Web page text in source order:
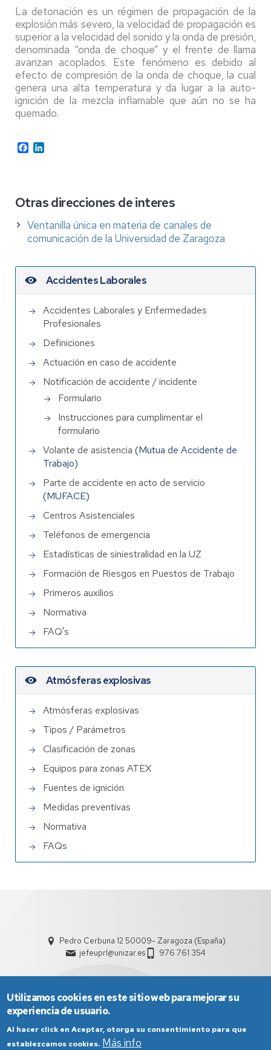
La detonación es un régimen de propagación de la
explosión más severo, la velocidad de propagación es
superior a la velocidad del sonido y la onda de presión,
denominada “onda de choque” y el frente de llama
avanzan acoplados. Este fenómeno es debido al
efecto de compresión de la onda de choque, la cual
genera una alta temperatura y da lugar a la auto-
ignición de la mezcla inflamable que aún no se ha
quemado.
Facebook
Otras direcciones de interes
Ventanilla única en materia de canales de
comunicación de la Universidad de Zaragoza
Accidentes Laborales
Accidentes Laborales y Enfermedades
Profesionales
Definiciones
Actuación en caso de accidente
Notificación de accidente / incidente
Formulario
Instrucciones para cumplimentar el
formulario
Volante de asistencia (Mutua de Accidente de
Trabajo)
Parte de accidente en acto de servicio
(MUFACE)
Centros Asistenciales
Teléfonos de emergencia
Estadísticas de siniestralidad en la UZ
Formación de Riesgos en Puestos de Trabajo
Primeros auxilios
Normativa
FAQ's
Atmósferas explosivas
Atmósferas explosivas
Tipos / Parámetros
Clasificación de zonas
Equipos para zonas ATEX
Fuentes de ignición
Medidas preventivas
Normativa
FAQs
Pedro Cerbuna 12 50009- Zaragoza (España)
jefeuprl@unizar.es
976 761 354
Utilizamos cookies en este sitio web para mejorar su
experiencia de usuario.
Al hacer click en Aceptar, otorga su consentimiento para que
establezcamos cookies. Más info